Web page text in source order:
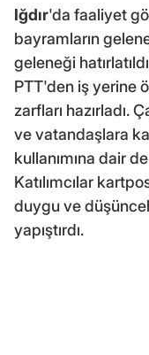
Iğdır'da faaliyet
bayramların
geleneği
PTT'den iş yerine
zarfları hazırladı.
ve vatandaşlara
kullanımına dair
Katılımcılar
duygu ve
yapıştırdı.